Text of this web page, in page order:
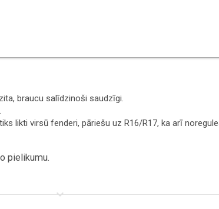
braucu salīdzinoši saudzīgi.
likti virsū fenderi, pāriešu uz R16/R17, ka arī
pielikumu.
keyboard_arrow_down